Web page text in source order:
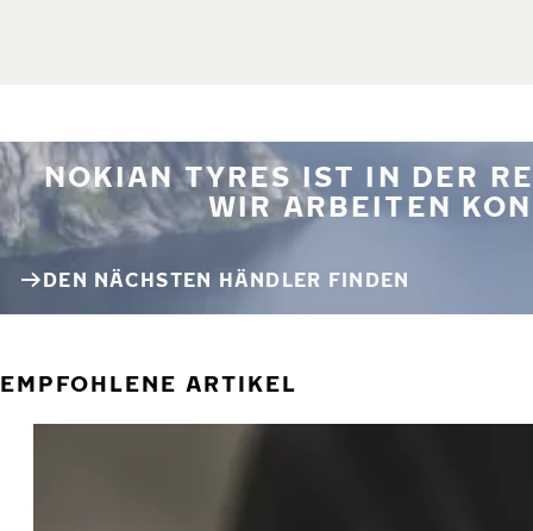
NOKIAN TYRES IST IN DER
WIR ARBEITEN
DEN NÄCHSTEN HÄNDLER FINDEN
EMPFOHLENE ARTIKEL